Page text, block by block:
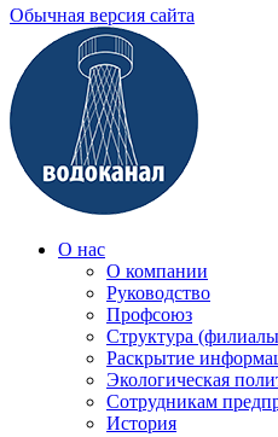
Обычная версия сайта
О нас
О компании
Руководство
Профсоюз
Структура
Раскрытие
Экологическая
Сотрудникам
История